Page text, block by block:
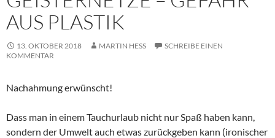
AUS PLASTIK
13. OKTOBER 2018 MARTIN HESS
SCHREIBE EINEN
KOMMENTAR
Nachahmung erwünscht!
Dass man in einem Tauchurlaub nicht nur Spaß haben kann,
sondern der Umwelt auch etwas zurückgeben kann (ironischer